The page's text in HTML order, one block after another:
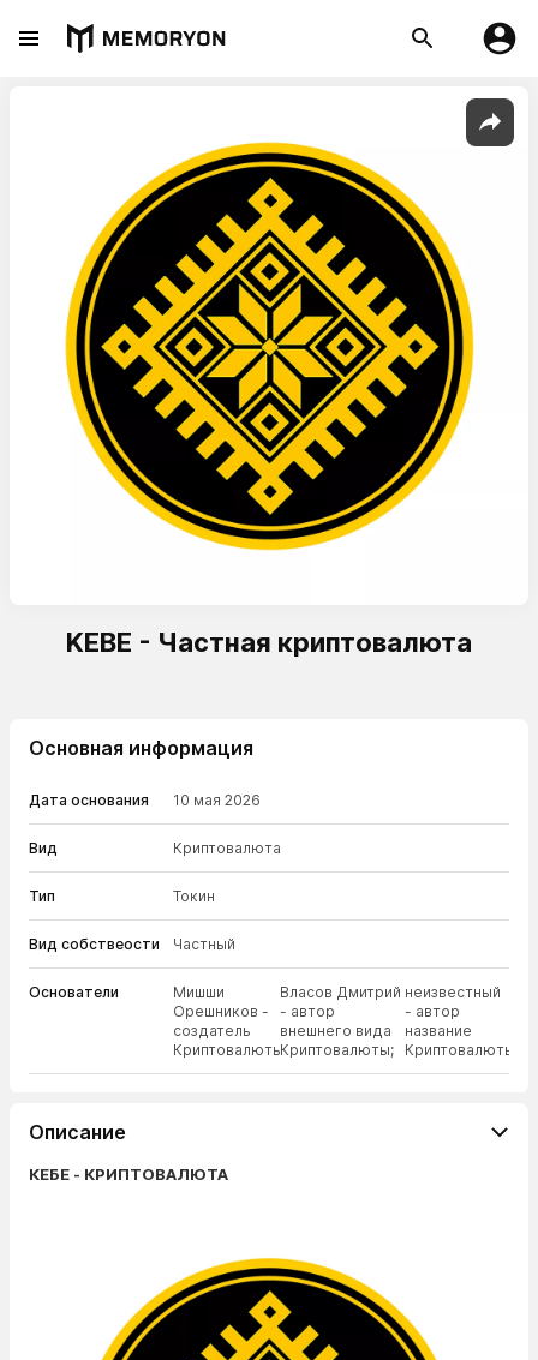
KEBE - Частная криптовалюта
Основная информация
Дата основания 10 мая 2026
Вид Криптовалюта
Тип Токин
Вид собствеости Частный
Основатели
Мишши
Орешников -
создатель
Криптовалюты;
Власов Дмитрий
- автор
внешнего вида
Криптовалюты;
неизвестный
- автор
название
Криптовалюты.
Описание
КЕБЕ - КРИПТОВАЛЮТА